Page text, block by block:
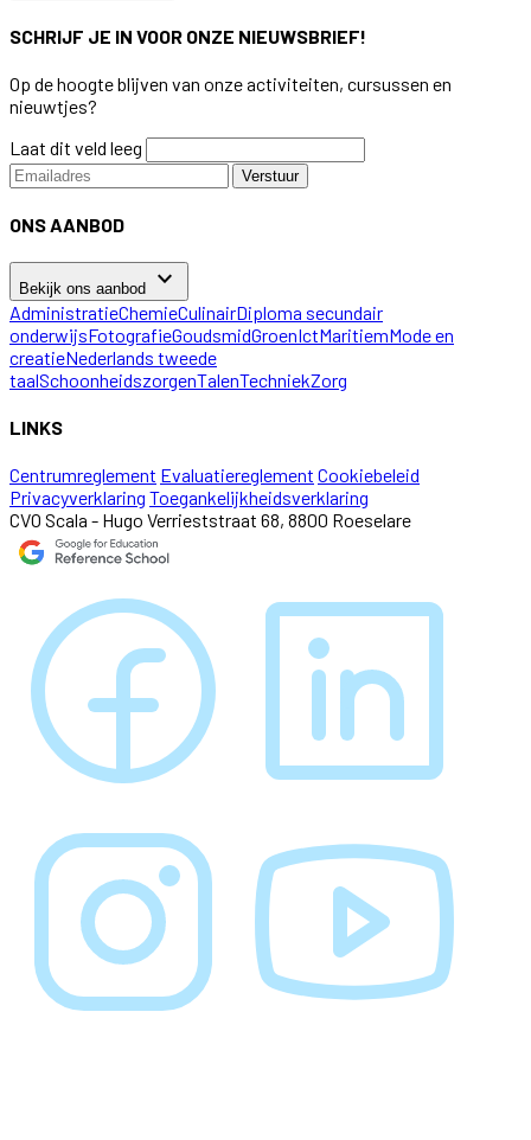
SCHRIJF JE IN VOOR ONZE NIEUWSBRIEF!
Op de hoogte blijven van onze activiteiten, cursussen en
nieuwtjes?
Laat dit veld leeg
Verstuur
ONS AANBOD
Bekijk ons aanbod keyboard_arrow_down
AdministratieChemieCulinairDiploma secundair
onderwijsFotografieGoudsmidGroenIctMaritiemMode en
creatieNederlands tweede
taalSchoonheidszorgenTalenTechniekZorg
LINKS
Centrumreglement Evaluatiereglement Cookiebeleid
Privacyverklaring Toegankelijkheidsverklaring
CVO Scala - Hugo Verrieststraat 68, 8800 Roeselare